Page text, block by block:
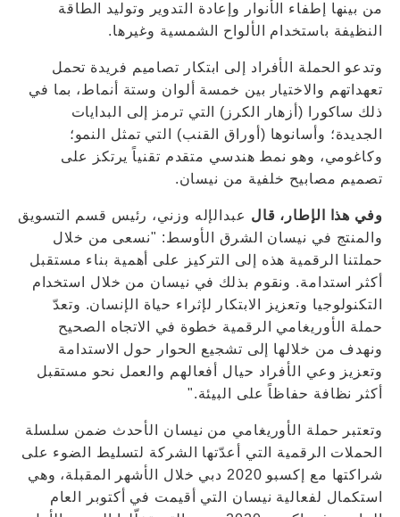
من بينها إطفاء الأنوار وإعادة التدوير وتوليد الطاقة
النظيفة باستخدام الألواح الشمسية وغيرها.
وتدعو الحملة الأفراد إلى ابتكار تصاميم فريدة تحمل
تعهداتهم والاختيار بين خمسة ألوان وستة أنماط، بما في
ذلك ساكورا (أزهار الكرز) التي ترمز إلى البدايات
الجديدة؛ وأسانوها (أوراق القنب) التي تمثل النمو؛
وكاغومي، وهو نمط هندسي متقدم تقنياً يرتكز على
تصميم مصابيح خلفية من نيسان.
وفي هذا الإطار، قال عبدالإله وزني، رئيس قسم التسويق
والمنتج في نيسان الشرق الأوسط: "نسعى من خلال
حملتنا الرقمية هذه إلى التركيز على أهمية بناء مستقبل
أكثر استدامة. ونقوم بذلك في نيسان من خلال استخدام
التكنولوجيا وتعزيز الابتكار لإثراء حياة الإنسان. وتعدّ
حملة الأوريغامي الرقمية خطوة في الاتجاه الصحيح
ونهدف من خلالها إلى تشجيع الحوار حول الاستدامة
وتعزيز وعي الأفراد حيال أفعالهم والعمل نحو مستقبل
أكثر نظافة حفاظاً على البيئة."
وتعتبر حملة الأوريغامي من نيسان الأحدث ضمن سلسلة
الحملات الرقمية التي أعدّتها الشركة لتسليط الضوء على
شراكتها مع إكسبو 2020 دبي خلال الأشهر المقبلة، وهي
استكمال لفعالية نيسان التي أقيمت في أكتوبر العام